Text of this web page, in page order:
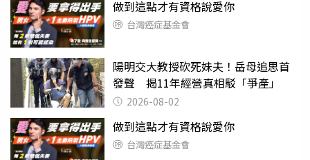
做到這點才有資格說愛你
台灣癌症基金會
陽明交大教授砍死妹夫！岳母追思首
發聲 揭11年經營真相駁「爭產」
2026-08-02
做到這點才有資格說愛你
台灣癌症基金會